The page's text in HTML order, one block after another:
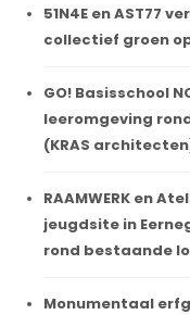
51N4E en AST77
collectief groen
GO! Basisschool
leeromgeving
(KRAS
RAAMWERK en
jeugdsite in
rond bestaande
Monumentaal